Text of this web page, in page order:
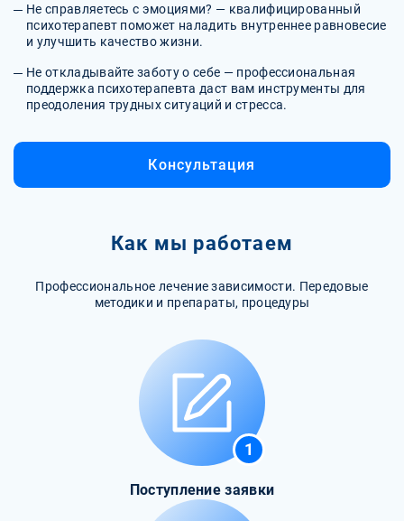
Не справляетесь с эмоциями? — квалифицированный
психотерапевт поможет наладить внутреннее равновесие
и улучшить качество жизни.
Не откладывайте заботу о себе — профессиональная
поддержка психотерапевта даст вам инструменты для
преодоления трудных ситуаций и стресса.
Консультация
Как мы работаем
Профессиональное лечение зависимости. Передовые
методики и препараты, процедуры
1
Поступление заявки